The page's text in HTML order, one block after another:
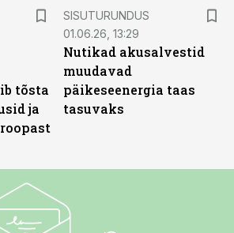
tõsta
ja
SISUTURUNDUS
01.06.26, 13:29
Nutikad akusalvestid
muudavad
päikeseenergia taas
tasuvaks